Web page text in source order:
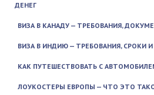
ДЕНЕГ
ВИЗА В КАНАДУ — ТРЕБОВАНИЯ,
ВИЗА В ИНДИЮ — ТРЕБОВАНИЯ, СРОКИ
КАК ПУТЕШЕСТВОВАТЬ С
ЛОУКОСТЕРЫ ЕВРОПЫ — ЧТО ЭТО